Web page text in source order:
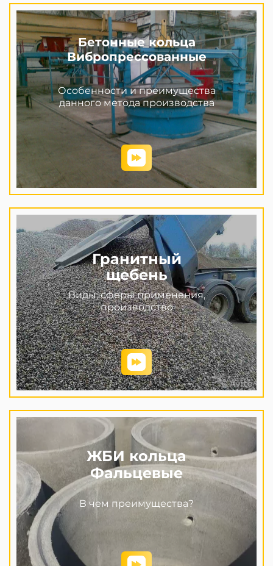
Бетонные кольца
Вибропрессованные
Особенности и преимущества
данного метода производства
Гранитный
щебень
Виды, сферы применения,
производство
ЖБИ кольца
Фальцевые
В чем преимущества?